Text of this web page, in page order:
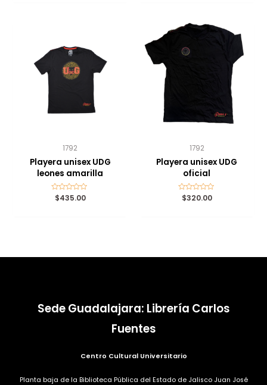
1792
Playera unisex UDG
leones amarilla
Valorado
con$435.00
1792
Playera unisex UDG
oficial
Valorado
con$320.00
Sede Guadalajara: Librería Carlos
Fuentes
Centro Cultural Universitario
Planta baja de la Biblioteca Pública del Estado de Jalisco Juan José